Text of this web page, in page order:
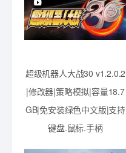
超级机器人大战30 v1.2.0.2
|修改器|策略模拟|容量18.7
GB|免安装绿色中文版|支持
键盘.鼠标.手柄